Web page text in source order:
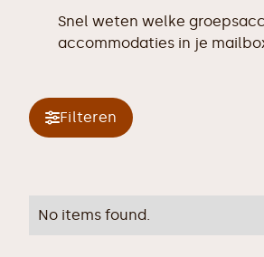
Snel weten welke
accommodaties in je
Filteren
No items found.